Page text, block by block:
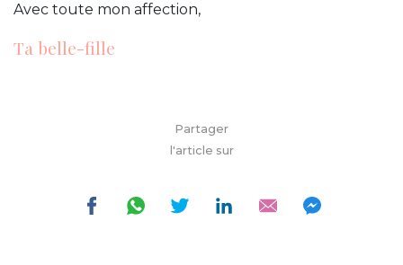
Avec toute mon affection,
Ta belle-fille
Partager
l'article sur